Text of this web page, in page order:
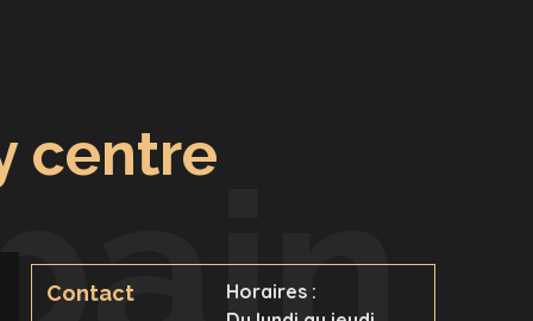
centre
Contact
Horaires :